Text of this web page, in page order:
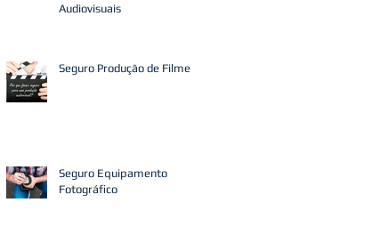
Audiovisuais
Seguro Produção de Filmes
Seguro Equipamento
Fotográfico